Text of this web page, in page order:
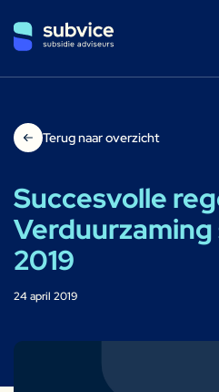
Terug naar overzicht
Succesvolle
Verduurzaming
2019
24 april 2019